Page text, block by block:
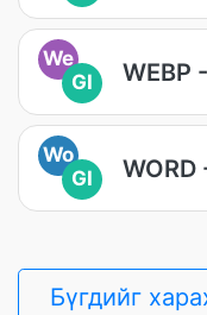
We
GI
WEBP
Wo
GI
WORD
Бүгдийг